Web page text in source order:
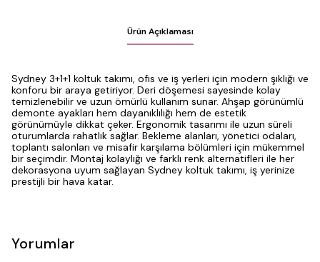
Ürün Açıklaması
Sydney 3+1+1 koltuk takımı, ofis ve iş yerleri için modern şıklığı ve
konforu bir araya getiriyor. Deri döşemesi sayesinde kolay
temizlenebilir ve uzun ömürlü kullanım sunar. Ahşap görünümlü
demonte ayakları hem dayanıklılığı hem de estetik
görünümüyle dikkat çeker. Ergonomik tasarımı ile uzun süreli
oturumlarda rahatlık sağlar. Bekleme alanları, yönetici odaları,
toplantı salonları ve misafir karşılama bölümleri için mükemmel
bir seçimdir. Montaj kolaylığı ve farklı renk alternatifleri ile her
dekorasyona uyum sağlayan Sydney koltuk takımı, iş yerinize
prestijli bir hava katar.
Yorumlar